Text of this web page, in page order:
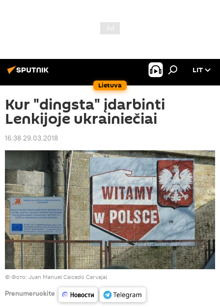
Lietuva
LIT
Kur "dingsta" įdarbinti
Lenkijoje ukrainiečiai
16:38 29.03.2018
© Фото: Juan Manuel Caicedo Carvajal
Prenumeruokite